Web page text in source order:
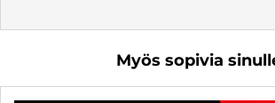
Myös sopivia